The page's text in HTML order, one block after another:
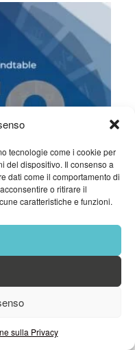
tecnologie come i cookie per
del dispositivo. Il consenso a
dati come il comportamento di
o ritirare il
caratteristiche e funzioni.
sulla Privacy